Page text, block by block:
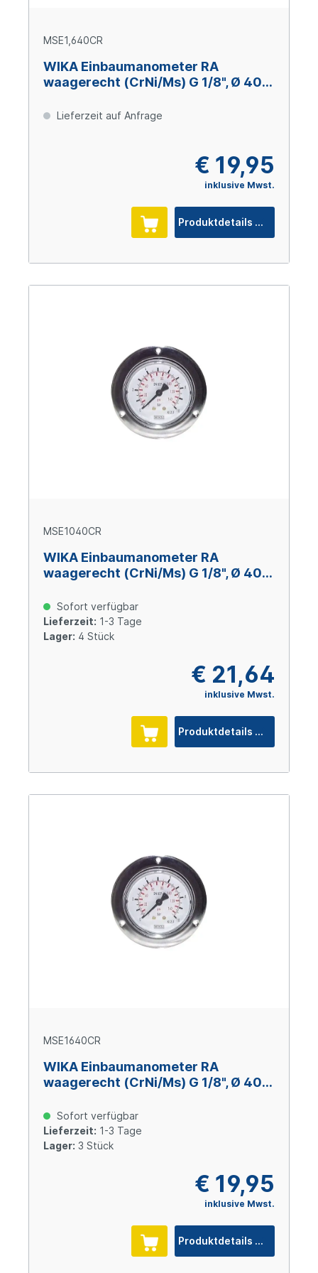
MSE1,640CR
WIKA Einbaumanometer RA
waagerecht (CrNi/Ms) G 1/8", Ø 40
Lieferzeit auf Anfrage
€ 19,95
inklusive Mwst.
Produktdetails
MSE1040CR
WIKA Einbaumanometer RA
waagerecht (CrNi/Ms) G 1/8", Ø 40
Sofort verfügbar
Lieferzeit: 1-3 Tage
Lager: 4 Stück
€ 21,64
inklusive Mwst.
Produktdetails
MSE1640CR
WIKA Einbaumanometer RA
waagerecht (CrNi/Ms) G 1/8", Ø 40
Sofort verfügbar
Lieferzeit: 1-3 Tage
Lager: 3 Stück
€ 19,95
inklusive Mwst.
Produktdetails